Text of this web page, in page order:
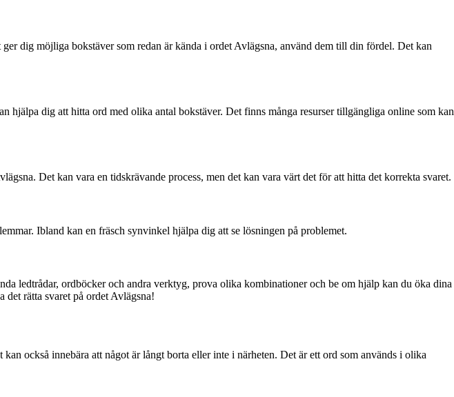
dig möjliga bokstäver som redan är kända i ordet Avlägsna, använd dem till din fördel. Det kan
dig att hitta ord med olika antal bokstäver. Det finns många resurser tillgängliga online som kan
Det kan vara en tidskrävande process, men det kan vara värt det för att hitta det korrekta svaret.
Ibland kan en fräsch synvinkel hjälpa dig att se lösningen på problemet.
ledtrådar, ordböcker och andra verktyg, prova olika kombinationer och be om hjälp kan du öka dina
det rätta svaret på ordet Avlägsna!
också innebära att något är långt borta eller inte i närheten. Det är ett ord som används i olika